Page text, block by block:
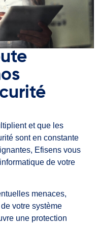
et que les
sont en constante
Efisens vous
de votre
menaces,
votre système
une protection